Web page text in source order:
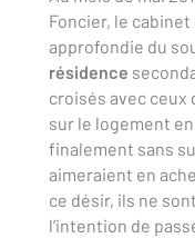
Foncier, le
approfondie du
résidence
croisés avec ceux
sur le logement en
finalement sans
aimeraient en
ce désir, ils ne
l’intention de